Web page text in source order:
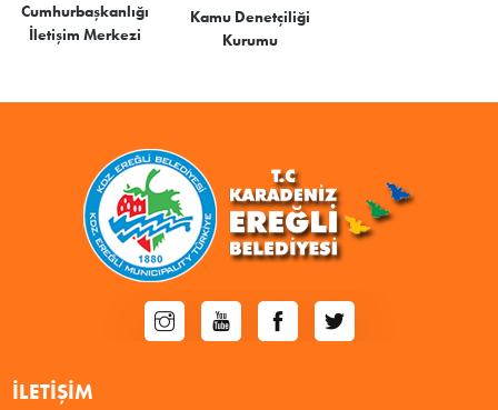
Cumhurbaşkanlığı
İletişim Merkezi
Kamu Denetçiliği
Kurumu
İLETIŞIM